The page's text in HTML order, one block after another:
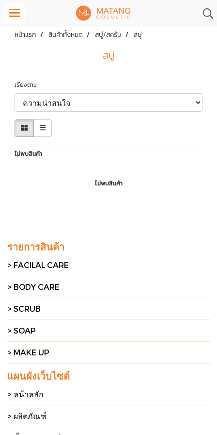
หน้าแรก สินค้าทั้งหมด สบู่/สครับ สบู่
สบู่
เรียงตาม
ไม่พบสินค้า
ไม่พบสินค้า
รายการสินค้า
> FACILAL CARE
> BODY CARE
> SCRUB
> SOAP
> MAKE UP
แผนผังเว็บไซต์
> หน้าหลัก
> ผลิตภัณฑ์